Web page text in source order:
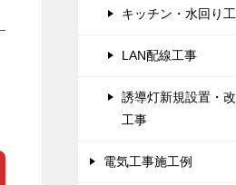
キッチン・水回り
LAN配線工事
誘導灯新規設置・
工事
電気工事施工例